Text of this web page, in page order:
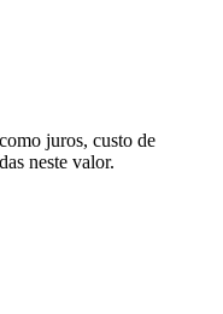
juros, custo de
neste valor.